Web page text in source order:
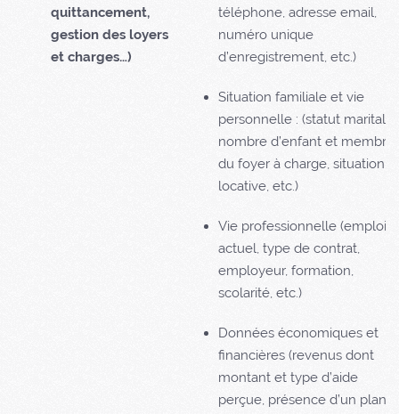
quittancement,
gestion des loyers
et charges…)
téléphone, adresse email,
numéro unique
d’enregistrement, etc.)
Situation familiale et vie
personnelle : (statut marital,
nombre d’enfant et membre
du foyer à charge, situation
locative, etc.)
Vie professionnelle (emploi
actuel, type de contrat,
employeur, formation,
scolarité, etc.)
Données économiques et
financières (revenus dont
montant et type d’aide
perçue, présence d’un plan